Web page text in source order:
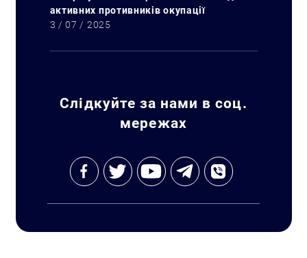
активних противників окупації
3 / 07 / 2025
Слідкуйте за нами в соц.
мережах